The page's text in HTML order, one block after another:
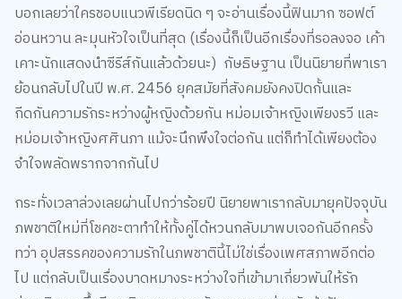
บอกเลยว่าใครชอบแนวพีเรียดนิด ๆ จะอ่านเรื่องนี้ฟินมาก ซอฟต์
อ่อนหวาน ละมุนหัวใจเป็นที่สุด (เรื่องนี้ก็เป็นอีกเรื่องที่รอลงจอ เค้า
เคาะนักแสดงนำซีรีส์กันแล้วด้วยนะ) กัษธิษฐาน เป็นนิยายที่พาเรา
ย้อนกลับไปในปี พ.ศ. 2456 ยุคสมัยที่สังคมยังคงปิดกั้นและ
กีดกันความรักระหว่างผู้หญิงด้วยกัน หม่อมเจ้าหญิงเพียงรวี และ
หม่อมเจ้าหญิงศศินภา แม้จะนึกพึงใจต่อกัน แต่ก็ทำได้เพียงต้อง
จำใจพลัดพรากจากกันไป
กระทั่งเวลาล่วงเลยผ่านไปกว่าร้อยปี นิยายพาเรากลับมายุคปัจจุบัน
ภพชาติใหม่ที่โชคชะตาทำให้ทั้งคู่ได้หวนกลับมาพบเจอกันอีกครั้ง
ทว่า อุปสรรคของความรักในภพชาตินี้ไม่ใช่เรื่องเพศสภาพอีกต่อ
ไป แต่กลับเป็นเรื่องบาดหมางระหว่างใจที่เข้ามาเกี่ยวพันให้รัก